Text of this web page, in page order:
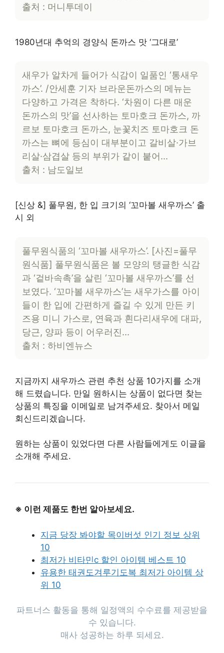
출처 : 머니투데이
1980년대 추억의 경양식 돈까스 맛 ‘그대로’
새우가 알차게 들어가 식감이 일품인 ‘통새우
까스’. /안세훈 기자 브라운돈까스의 메뉴는
다양하고 가격은 착하다. ‘차원이 다른 매운
돈까스의 맛’을 선사하는 토마호크 돈까스, 까
르보 토마호크 돈까스, 눈꽃치즈 토마호크 돈
까스는 뼈에 등심이 대부분이고 갈비살·가브
리살·삼겹살 등의 부위가 같이 붙어…
출처 : 남도일보
[신상 &] 풀무원, 한 입 크기의 ‘꼬마볼 새우까스’ 출
시 외
풀무원식품의 ‘꼬마볼 새우까스’. [사진=풀무
원식품] 풀무원식품은 볼 모양의 탱글한 식감
과 ‘겉바속촉’을 살린 ‘꼬마볼 새우까스’를 선
보였다. ‘꼬마볼 새우까스’는 새우가스를 아이
들이 한 입에 간편하게 즐길 수 있게 만든 키
즈용 미니 가스로, 연육과 흰다리새우에 대파,
당근, 양파 등이 어우러진…
출처 : 하비엔뉴스
지금까지 새우까스 관련 추천 상품 10가지를 소개
해 드렸습니다. 만일 원하시는 상품이 없다면 찾는
상품의 특징을 이메일로 남겨주세요. 찾아서 메일
회신드리겠습니다.
원하는 상품이 있었다면 다른 사람들에게도 이글을
소개해 주세요.
※ 이런 제품도 한번 알아보세요.
지금 당장 봐야할 목이버섯 인기 정보 상위
10
최저가 비타민c 할인 아이템 베스트 10
유용한 태권도겨루기도복 최저가 아이템 상
위 10
파트너스 활동을 통해 일정액의 수수료를 제공받을
수 있습니다.
매사 성공하는 하루 되세요.